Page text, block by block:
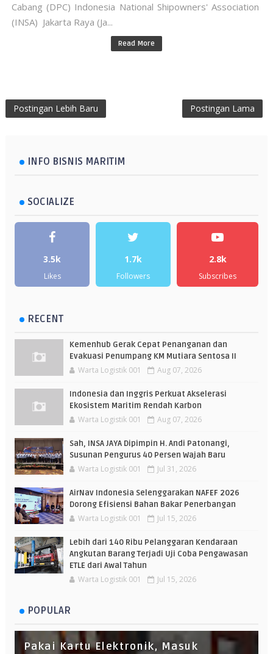
Cabang (DPC) Indonesia National Shipowners' Association
(INSA) Jakarta Raya (Ja...
Read More
Postingan Lebih Baru Postingan Lama
INFO BISNIS MARITIM
SOCIALIZE
3.5k
Likes
1.7k
Followers
2.8k
Subscribes
RECENT
Kemenhub Gerak Cepat Penanganan dan
Evakuasi Penumpang KM Mutiara Sentosa II
Warta Logistik 001 Aug 07, 2026
Indonesia dan Inggris Perkuat Akselerasi
Ekosistem Maritim Rendah Karbon
Warta Logistik 001 Aug 07, 2026
Sah, INSA JAYA Dipimpin H. Andi Patonangi,
Susunan Pengurus 40 Persen Wajah Baru
Warta Logistik 001 Jul 31, 2026
AirNav Indonesia Selenggarakan NAFEF 2026
Dorong Efisiensi Bahan Bakar Penerbangan
Warta Logistik 001 Jul 15, 2026
Lebih dari 140 Ribu Pelanggaran Kendaraan
Angkutan Barang Terjadi Uji Coba Pengawasan
ETLE dari Awal Tahun
Warta Logistik 001 Jul 15, 2026
POPULAR
Pakai Kartu Elektronik, Masuk